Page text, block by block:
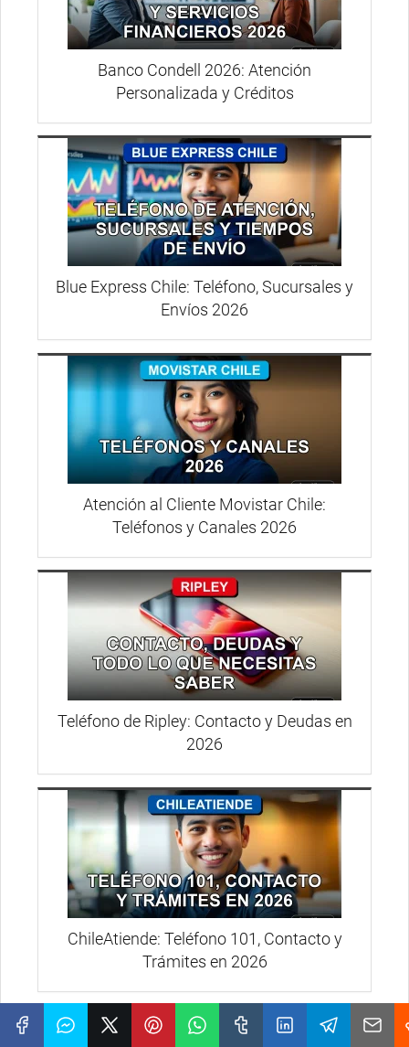
Banco Condell 2026: Atención
Personalizada y Créditos
Blue Express Chile: Teléfono, Sucursales y
Envíos 2026
Atención al Cliente Movistar Chile:
Teléfonos y Canales 2026
Teléfono de Ripley: Contacto y Deudas en
2026
ChileAtiende: Teléfono 101, Contacto y
Trámites en 2026